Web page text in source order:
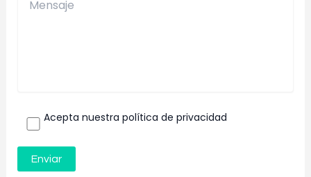
Acepta nuestra política de privacidad